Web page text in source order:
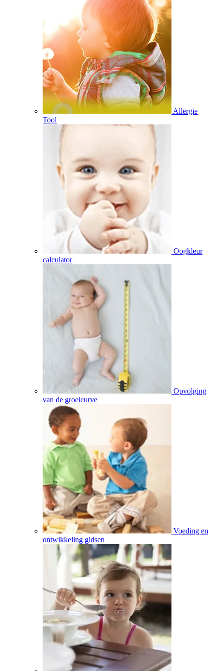
Allergie
Tool
Oogkleur
calculator
Opvolging
van de groeicurve
Voeding en
ontwikkeling gidsen